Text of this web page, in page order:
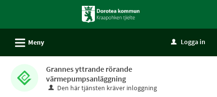
Dorotea
kommun
L Meny u Logga in
Grannes yttrande rörande
värmepumpsanläggning
Den här tjänsten kräver inloggning